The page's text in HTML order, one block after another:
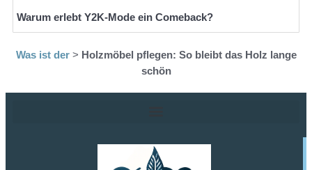
Warum erlebt Y2K-Mode ein Comeback?
Was ist der> Holzmöbel pflegen: So bleibt das Holz lange
schön